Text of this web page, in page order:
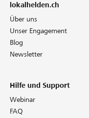
lokalhelden.ch
Über uns
Unser Engagement
Blog
Newsletter
Hilfe und Support
Webinar
FAQ